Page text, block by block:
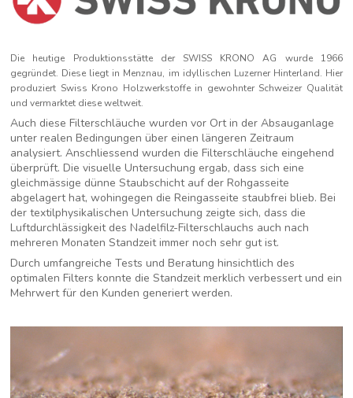
Die heutige Produktionsstätte der SWISS KRONO AG wurde 1966
gegründet. Diese liegt in Menznau, im idyllischen Luzerner Hinterland. Hier
produziert Swiss Krono Holzwerkstoffe in gewohnter Schweizer Qualität
und vermarktet diese weltweit.
Auch diese Filterschläuche wurden vor Ort in der Absauganlage
unter realen Bedingungen über einen längeren Zeitraum
analysiert. Anschliessend wurden die Filterschläuche eingehend
überprüft. Die visuelle Untersuchung ergab, dass sich eine
gleichmässige dünne Staubschicht auf der Rohgasseite
abgelagert hat, wohingegen die Reingasseite staubfrei blieb. Bei
der textilphysikalischen Untersuchung zeigte sich, dass die
Luftdurchlässigkeit des Nadelfilz-Filterschlauchs auch nach
mehreren Monaten Standzeit immer noch sehr gut ist.
Durch umfangreiche Tests und Beratung hinsichtlich des
optimalen Filters konnte die Standzeit merklich verbessert und ein
Mehrwert für den Kunden generiert werden.